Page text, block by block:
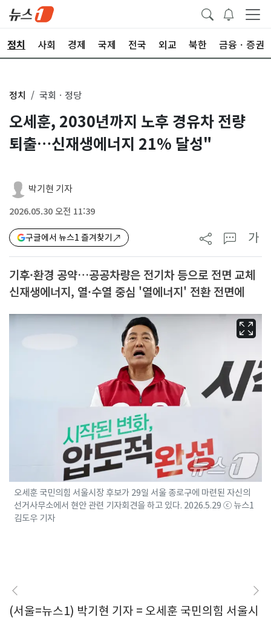
정치 사회 경제 국제 전국 외교 북한 금융ㆍ증권
정치 국회ㆍ정당
오세훈, 2030년까지 노후 경유차 전량
퇴출…신재생에너지 21% 달성"
박기현 기자
2026.05.30 오전 11:39
구글에서 뉴스1 즐겨찾기 가
기후·환경 공약…공공차량은 전기차 등으로 전면 교체
신재생에너지, 열·수열 중심 '열에너지' 전환 전면에
오세훈 국민의힘 서울시장 후보가 29일 서울 종로구에 마련된 자신의
선거사무소에서 현안 관련 기자회견을 하고 있다. 2026.5.29 ⓒ 뉴스1
김도우 기자
(서울=뉴스1) 박기현 기자 = 오세훈 국민의힘 서울시